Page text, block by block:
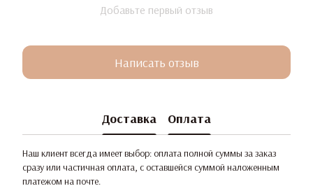
Добавьте первый отзыв
Написать отзыв
Доставка Оплата
Наш клиент всегда имеет выбор: оплата полной суммы за заказ
сразу или частичная оплата, с оставшейся суммой наложенным
платежом на почте.